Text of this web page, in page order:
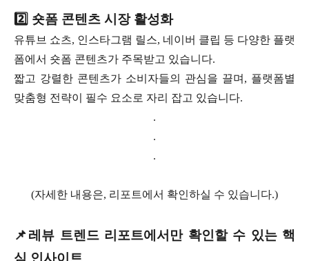
2️⃣ 숏폼 콘텐츠 시장 활성화
유튜브 쇼츠, 인스타그램 릴스, 네이버 클립 등 다양한 플랫
폼에서 숏폼 콘텐츠가 주목받고 있습니다.
짧고 강렬한 콘텐츠가 소비자들의 관심을 끌며, 플랫폼별
맞춤형 전략이 필수 요소로 자리 잡고 있습니다.
.
.
.
(자세한 내용은, 리포트에서 확인하실 수 있습니다.)
📌레뷰 트렌드 리포트에서만 확인할 수 있는 핵
심 인사이트